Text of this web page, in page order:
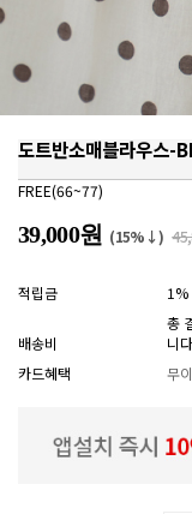
도트반소매블라우스-
FREE(66~77)
39,000원 (15%↓)
적립금 1%
배송비
총
니
카드혜택
무